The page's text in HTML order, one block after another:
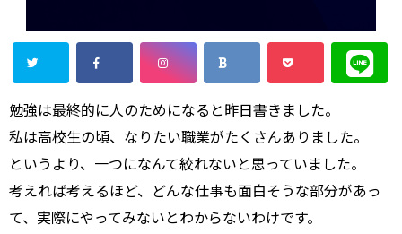
勉強は最終的に人のためになると昨日書きました。
私は高校生の頃、なりたい職業がたくさんありました。
というより、一つになんて絞れないと思っていました。
考えれば考えるほど、どんな仕事も面白そうな部分があっ
て、実際にやってみないとわからないわけです。